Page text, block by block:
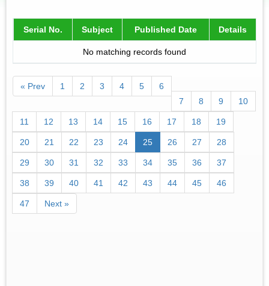
Serial No. Subject Published Date Details
No matching records found
« Prev 1 2 3 4 5
6
7
8 9 10
11 12 13 14 15 16 17 18 19
20 21 22 23 24 25 26 27 28
29 30 31 32 33 34 35 36 37
38 39 40 41 42 43 44 45 46
47 Next »